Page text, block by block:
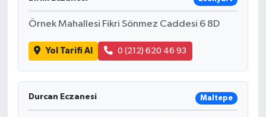
Örnek Mahallesi Fikri Sönmez Caddesi 6 8D
Yol Tarifi Al 0 (212) 620 46 93
Durcan Eczanesi Maltepe